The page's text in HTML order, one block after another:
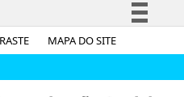
MAPA DO SITE
Simplifique!